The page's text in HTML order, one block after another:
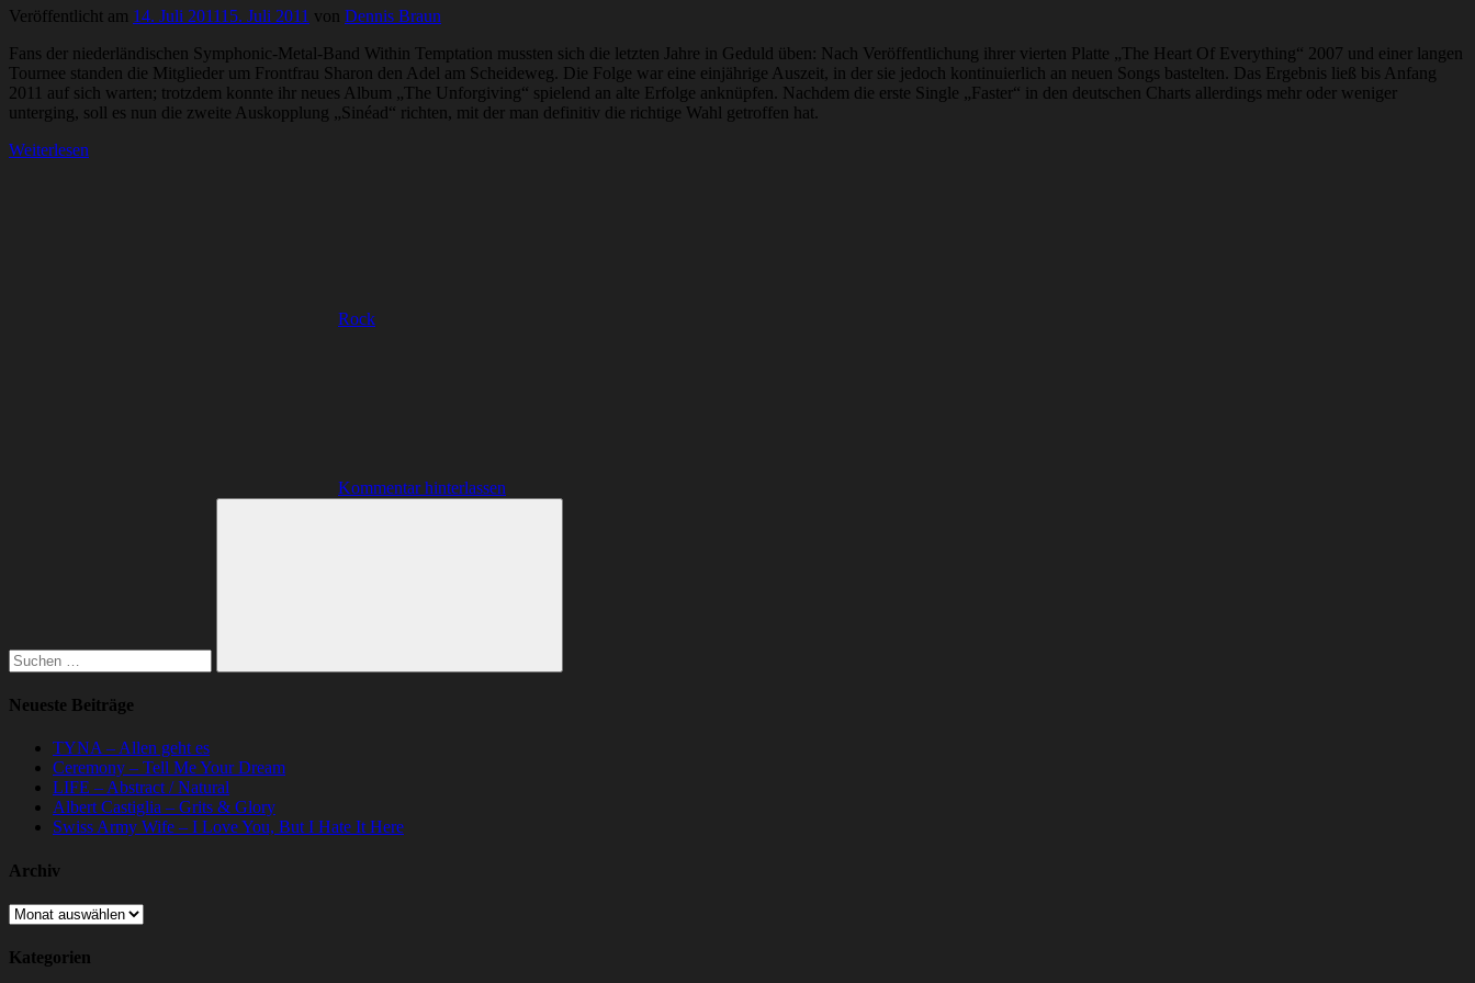
Veröffentlicht am 14. Juli 201115. Juli 2011 von Dennis Braun
Fans der niederländischen Symphonic-Metal-Band Within Temptation mussten sich die letzten Jahre in Geduld üben: Nach Veröffentlichung ihrer vierten Platte „The Heart Of Everything“ 2007 und einer langen
Tournee standen die Mitglieder um Frontfrau Sharon den Adel am Scheideweg. Die Folge war eine einjährige Auszeit, in der sie jedoch kontinuierlich an neuen Songs bastelten. Das Ergebnis ließ bis Anfang
2011 auf sich warten; trotzdem konnte ihr neues Album „The Unforgiving“ spielend an alte Erfolge anknüpfen. Nachdem die erste Single „Faster“ in den deutschen Charts allerdings mehr oder weniger
unterging, soll es nun die zweite Auskopplung „Sinéad“ richten, mit der man definitiv die richtige Wahl getroffen hat.
Weiterlesen
Rock
Kommentar hinterlassen
Suchen
Neueste Beiträge
TYNA – Allen geht es
Ceremony – Tell Me Your Dream
LIFE – Abstract / Natural
Albert Castiglia – Grits & Glory
Swiss Army Wife – I Love You, But I Hate It Here
Archiv
Archiv
Kategorien